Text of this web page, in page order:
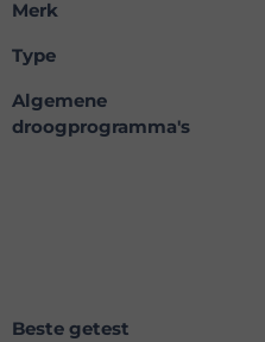
Merk
Type
Algemene
droogprogramma's
Beste getest